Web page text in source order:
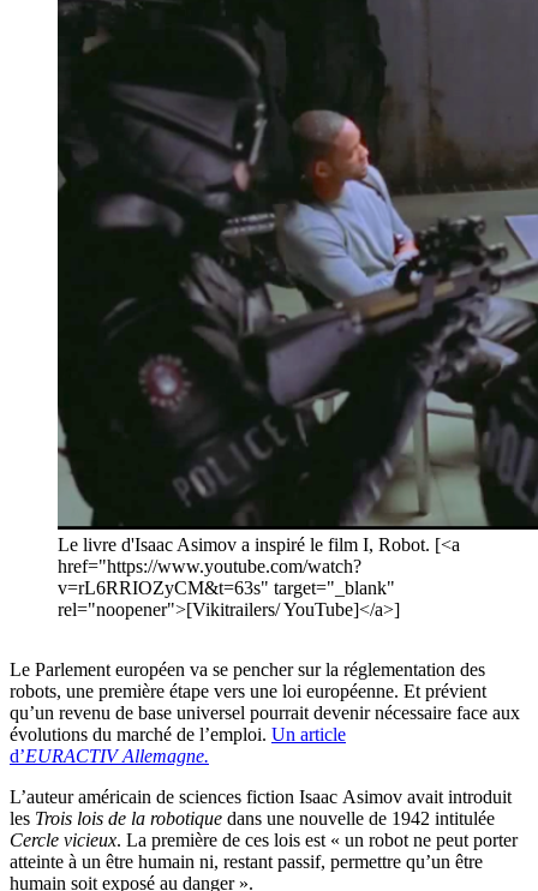
Le livre d'Isaac Asimov a inspiré le film I, Robot. [<a
href="https://www.youtube.com/watch?
v=rL6RRIOZyCM&t=63s" target="_blank"
rel="noopener">[Vikitrailers/ YouTube]</a>]
Le Parlement européen va se pencher sur la réglementation des
robots, une première étape vers une loi européenne. Et prévient
qu’un revenu de base universel pourrait devenir nécessaire face aux
évolutions du marché de l’emploi. Un article
d’EURACTIV Allemagne.
L’auteur américain de sciences fiction Isaac Asimov avait introduit
les Trois lois de la robotique dans une nouvelle de 1942 intitulée
Cercle vicieux. La première de ces lois est « un robot ne peut porter
atteinte à un être humain ni, restant passif, permettre qu’un être
humain soit exposé au danger ».